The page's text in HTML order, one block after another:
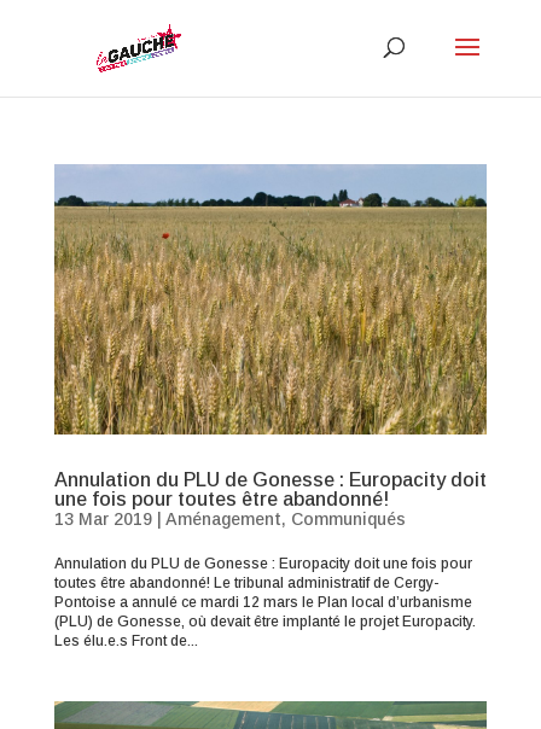
Annulation du PLU de Gonesse : Europacity doit
une fois pour toutes être abandonné!
13 Mar 2019| Aménagement, Communiqués
Annulation du PLU de Gonesse : Europacity doit une fois pour
toutes être abandonné! Le tribunal administratif de Cergy-
Pontoise a annulé ce mardi 12 mars le Plan local d’urbanisme
(PLU) de Gonesse, où devait être implanté le projet Europacity.
Les élu.e.s Front de...